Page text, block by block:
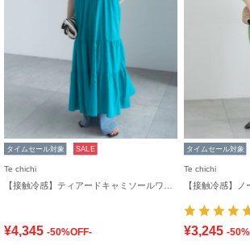
タイムセール対象 SALE
Te chichi
¥4,345 -50%OFF-
タイムセール対象
Te chichi
¥3,245 -